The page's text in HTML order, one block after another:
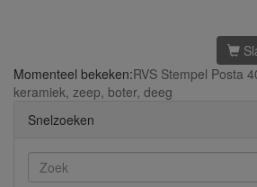
Momenteel bekeken:RVS Stempel Posta
keramiek, zeep, boter, deeg
Snelzoeken